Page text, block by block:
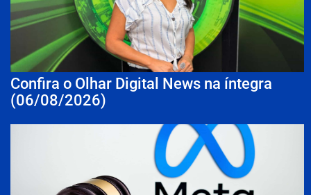
Confira o Olhar Digital News na íntegra
(06/08/2026)